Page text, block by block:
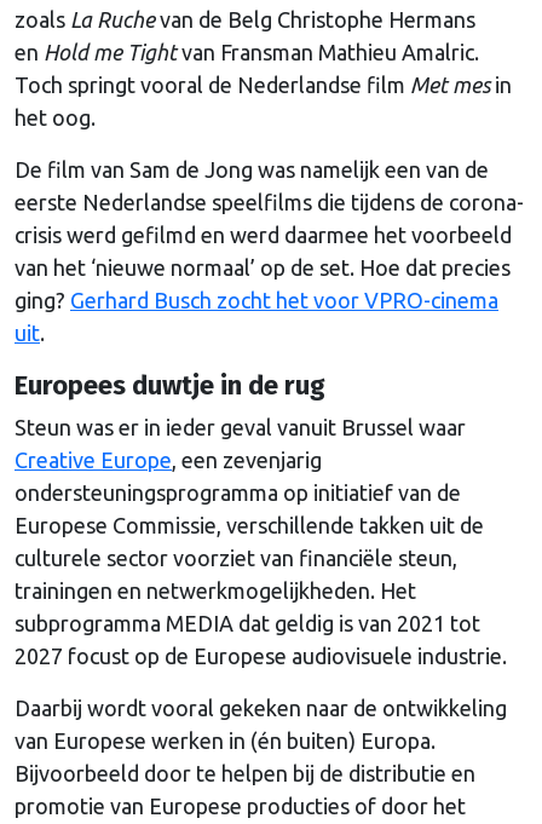
zoals La Ruchevan de Belg Christophe Hermans
en Hold me Tightvan Fransman Mathieu Amalric.
Toch springt vooral de Nederlandse film Met mesin
het oog.
De film van Sam de Jong was namelijk een van de
eerste Nederlandse speelfilms die tijdens de corona-
crisis werd gefilmd en werd daarmee het voorbeeld
van het ‘nieuwe normaal’ op de set. Hoe dat precies
ging? Gerhard Busch zocht het voor VPRO-cinema
uit.
Europees duwtje in de rug
Steun was er in ieder geval vanuit Brussel waar
Creative Europe , een zevenjarig
ondersteuningsprogramma op initiatief van de
Europese Commissie, verschillende takken uit de
culturele sector voorziet van financiële steun,
trainingen en netwerkmogelijkheden. Het
subprogramma MEDIA dat geldig is van 2021 tot
2027 focust op de Europese audiovisuele industrie.
Daarbij wordt vooral gekeken naar de ontwikkeling
van Europese werken in (én buiten) Europa.
Bijvoorbeeld door te helpen bij de distributie en
promotie van Europese producties of door het